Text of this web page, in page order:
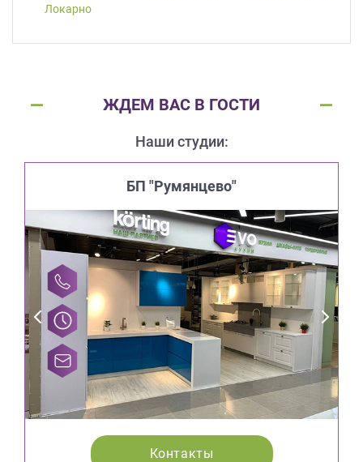
Локарно
ЖДЕМ ВАС В ГОСТИ
Наши студии:
БП "Румянцево"
Контакты